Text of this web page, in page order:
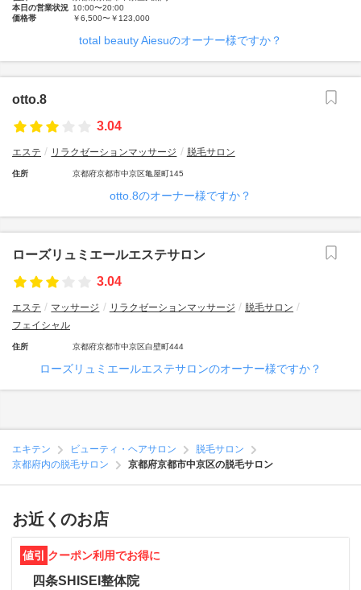
本日の営業状況 10:00〜20:00
価格帯
￥6,500〜￥123,000
total beauty Aiesuのオーナー様ですか？
otto.8
3.04
エステ リラクゼーションマッサージ 脱毛サロン
住所 京都府京都市中京区亀屋町145
otto.8のオーナー様ですか？
ローズリュミエールエステサロン
3.04
エステ マッサージ リラクゼーションマッサージ
脱毛サロン
フェイシャル
住所 京都府京都市中京区白壁町444
ローズリュミエールエステサロンのオーナー様ですか？
エキテン ビューティ・ヘアサロン
脱毛サロン
京都府内の脱毛サロン
京都府京都市中京区の脱毛サロン
お近くのお店
値引 クーポン利用でお得に
四条SHISEI整体院